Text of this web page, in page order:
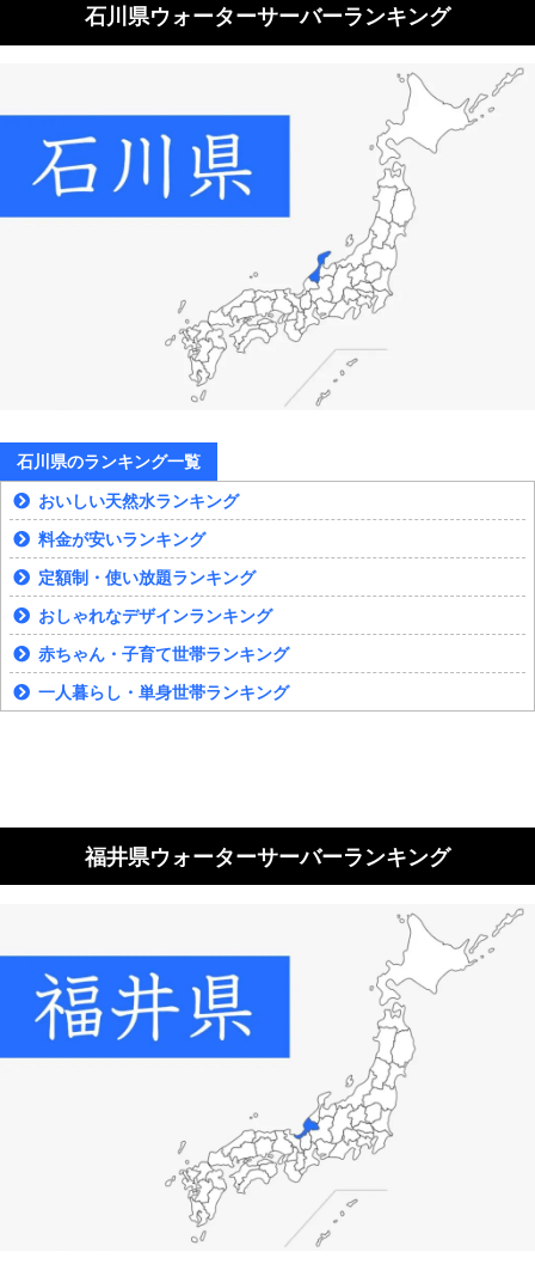
石川県ウォーターサーバーランキング
石川県のランキング一覧
おいしい天然水ランキング
料金が安いランキング
定額制・使い放題ランキング
おしゃれなデザインランキング
赤ちゃん・子育て世帯ランキング
一人暮らし・単身世帯ランキング
福井県ウォーターサーバーランキング